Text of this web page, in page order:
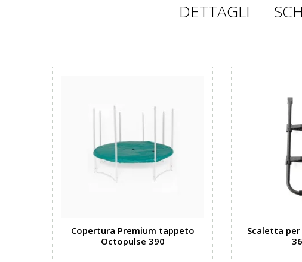
DETTAGLI
Copertura Premium tappeto
Octopulse 390
Scaletta